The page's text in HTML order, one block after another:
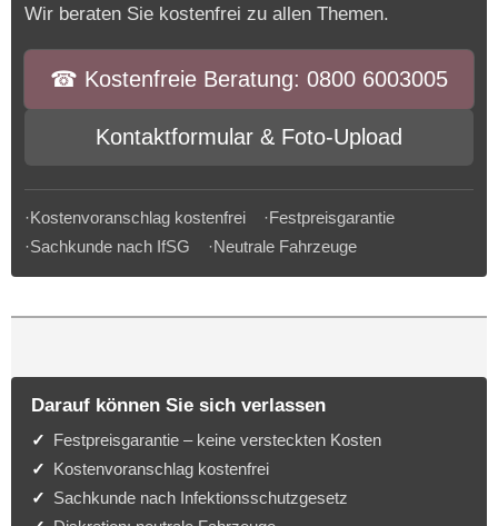
Wir beraten Sie kostenfrei zu allen Themen.
☎︎ Kostenfreie Beratung: 0800 6003005
Kontaktformular & Foto-Upload
·Kostenvoranschlag kostenfrei ·Festpreisgarantie
·Sachkunde nach IfSG ·Neutrale Fahrzeuge
Darauf können Sie sich verlassen
Festpreisgarantie – keine versteckten Kosten
Kostenvoranschlag kostenfrei
Sachkunde nach Infektionsschutzgesetz